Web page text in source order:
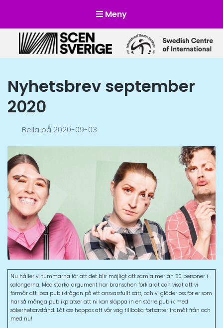
Meny
Scensverige
Mötesplats för svensk och internationell scenkonst
Nyhetsbrev september
2020
Bella på 2020-09-03
Nu håller vi tummarna för att det blir möjligt att samla mer än 50 personer i
salongerna. Med starka argument har branschen förklarat och visat att vi
förmår att lösa publikfrågan på ett ansvarsfullt sätt, och vi gläder oss för er som
har så många publikplatser att ni kan släppa in en större publik med
säkerhetsavstånd. Låt oss hoppas att vår väg tillbaka fortsätter framåt från och
med nu!